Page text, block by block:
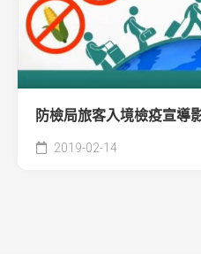
防檢局旅客入境檢疫宣導
2019-02-14